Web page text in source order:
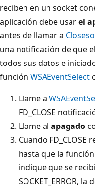
reciben en un socket
aplicación debe usarel
antes de llamar a
una notificación de que
todos sus datos e
función WSAEventSelect
Llame a
FD_CLOSE
Llame al apagado
Cuando FD_CLOSE
hasta que la
indique que se
SOCKET_ERROR,